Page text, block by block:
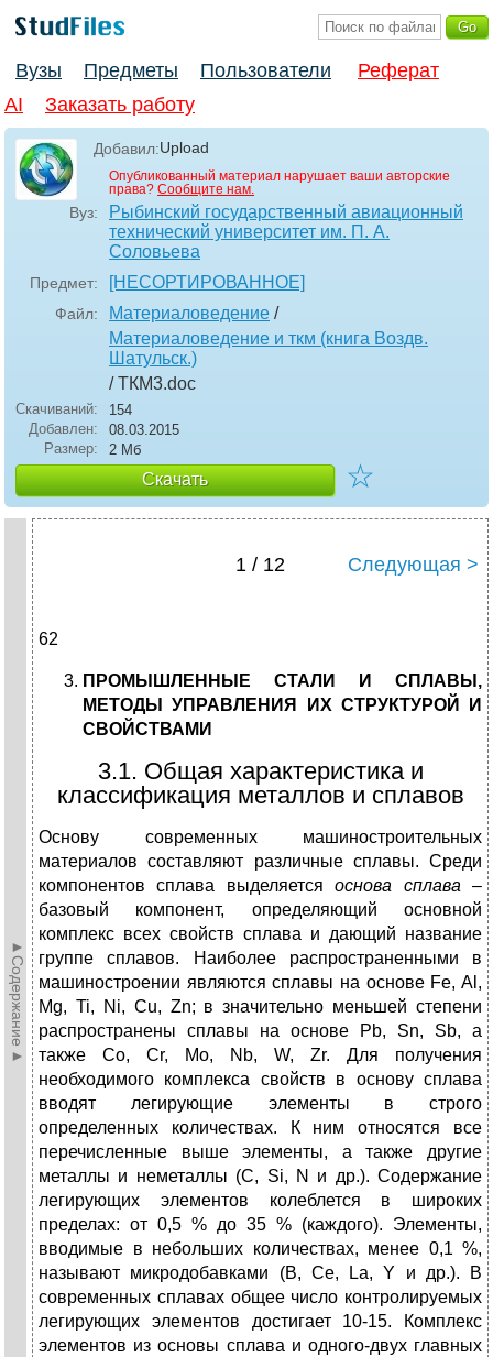
Вузы Предметы Пользователи
Реферат
AI
Заказать работу
Добавил:Upload
Опубликованный материал нарушает ваши авторские
права? Сообщите нам.
Вуз:
Рыбинский государственный авиационный
технический университет им. П. А.
Соловьева
Предмет: [НЕСОРТИРОВАННОЕ]
Файл: Материаловедение /
Материаловедение и ткм (книга Воздв.
Шатульск.)
/ ТКМ3.doc
Скачиваний:
154
Добавлен:
08.03.2015
Размер:
2 Мб
Скачать ☆
►Содержание►
1 / 12 Следующая >
62
ПРОМЫШЛЕННЫЕ СТАЛИ И СПЛАВЫ,
МЕТОДЫ УПРАВЛЕНИЯ ИХ СТРУКТУРОЙ И
СВОЙСТВАМИ
3.1. Общая характеристика и
классификация металлов и сплавов
Основу современных машиностроительных
материалов составляют различные сплавы. Среди
компонентов сплава выделяетсяоснова сплава –
базовый компонент, определяющий основной
комплекс всех свойств сплава и дающий название
группе сплавов. Наиболее распространенными в
машиностроении являются сплавы на основе Fe, Al,
Mg, Ti, Ni, Cu, Zn; в значительно меньшей степени
распространены сплавы на основе Pb, Sn, Sb, а
также Co, Cr, Mo, Nb, W, Zr. Для получения
необходимого комплекса свойств в основу сплава
вводят легирующие элементы в строго
определенных количествах. К ним относятся все
перечисленные выше элементы, а также другие
металлы и неметаллы (C, Si, N и др.). Содержание
легирующих элементов колеблется в широких
пределах: от 0,5 % до 35 % (каждого). Элементы,
вводимые в небольших количествах, менее 0,1 %,
называют микродобавками (B, Ce, La, Y и др.). В
современных сплавах общее число контролируемых
легирующих элементов достигает 10-15. Комплекс
элементов из основы сплава и одного-двух главных